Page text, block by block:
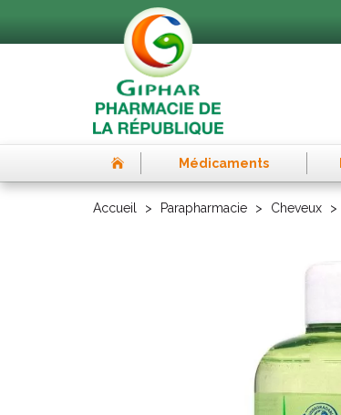
Médicaments
Accueil Parapharmacie Cheveux